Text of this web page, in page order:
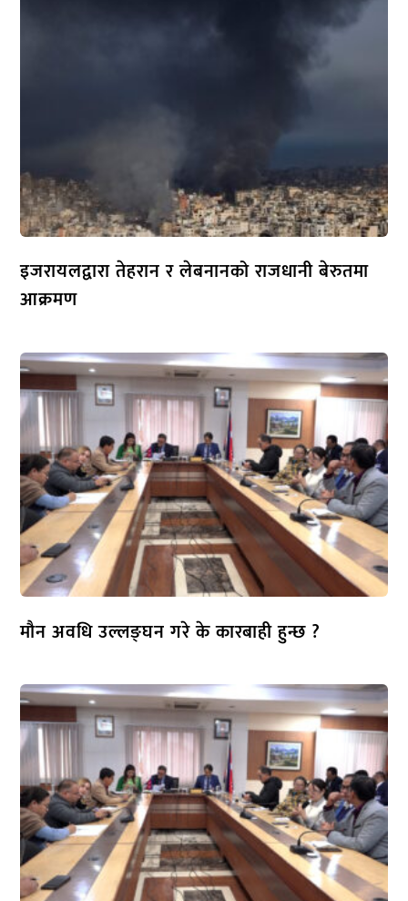
इजरायलद्वारा तेहरान र लेबनानको राजधानी बेरुतमा
आक्रमण
मौन अवधि उल्लङ्घन गरे के कारबाही हुन्छ ?